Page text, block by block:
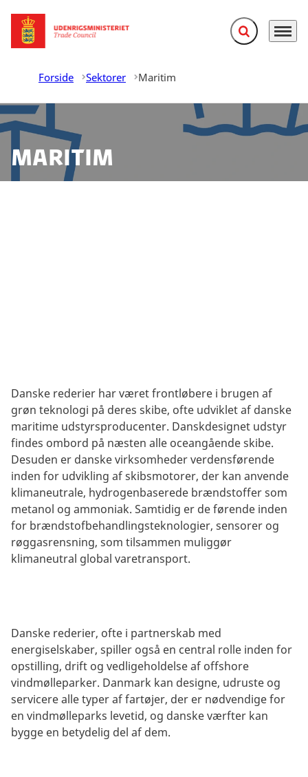
Gå til forsiden Fold søgefelt ud
Menu
Forside Sektorer Maritim
Maritim
Danske rederier har været frontløbere i brugen af
grøn teknologi på deres skibe, ofte udviklet af danske
maritime udstyrsproducenter. Danskdesignet udstyr
findes ombord på næsten alle oceangående skibe.
Desuden er danske virksomheder verdensførende
inden for udvikling af skibsmotorer, der kan anvende
klimaneutrale, hydrogenbaserede brændstoffer som
metanol og ammoniak. Samtidig er de førende inden
for brændstofbehandlingsteknologier, sensorer og
røggasrensning, som tilsammen muliggør
klimaneutral global varetransport.
Danske rederier, ofte i partnerskab med
energiselskaber, spiller også en central rolle inden for
opstilling, drift og vedligeholdelse af offshore
vindmølleparker. Danmark kan designe, udruste og
servicere alle typer af fartøjer, der er nødvendige for
en vindmølleparks levetid, og danske værfter kan
bygge en betydelig del af dem.